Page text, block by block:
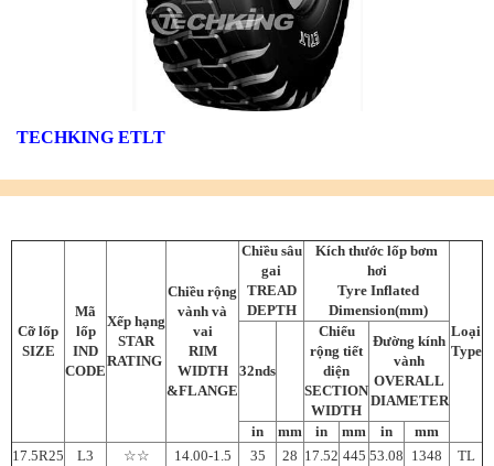
TECHKING ETLT
Cỡ lốp
SIZE
Mã
lốp
IND
CODE
Xếp hạng
STAR
RATING
Chiều rộng
vành và
vai
RIM
WIDTH
&FLANGE
Chiều sâu
gai
TREAD
DEPTH
Kích thước lốp bơm
hơi
Tyre Inflated
Dimension(mm)
Loại
Type
32nds
Chiểu
rộng tiết
diện
SECTION
WIDTH
Đường kính
vành
OVERALL
DIAMETER
in
mm in mm in
mm
17.5R25
L3 ☆☆ 14.00-1.5 35 28 17.52 445 53.08 1348
TL